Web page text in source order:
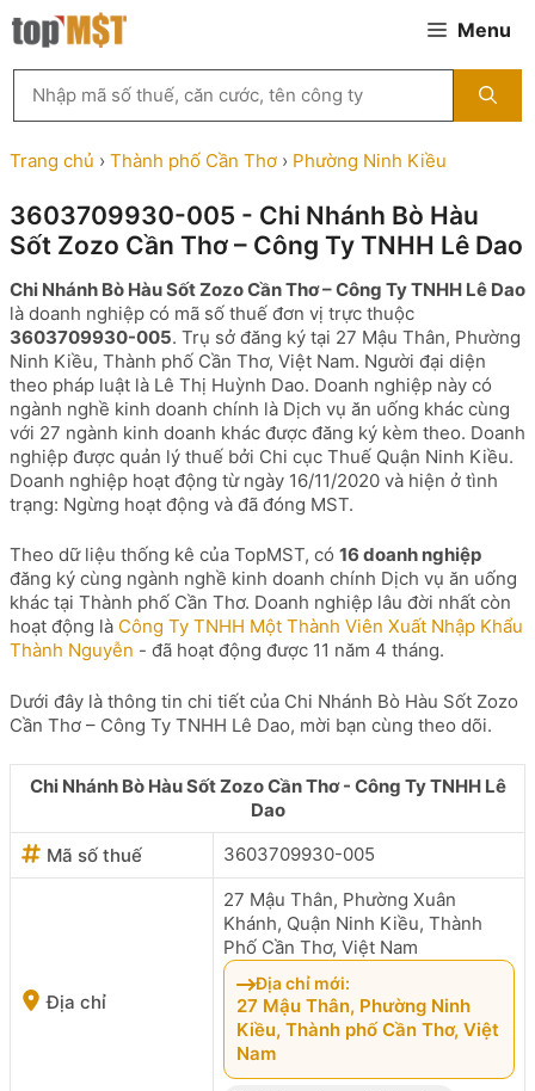
Chuyển
đến
Menu
kiếm
MST
theo
tên
ty,
người
diện
hoặc
mã
số
thuế
...
Trang chủ › Thành phố Cần Thơ › Phường Ninh Kiều
3603709930-005 - Chi Nhánh Bò Hàu
Sốt Zozo Cần Thơ – Công Ty TNHH Lê Dao
Chi Nhánh Bò Hàu Sốt Zozo Cần Thơ – Công Ty TNHH Lê Dao
là doanh nghiệp có mã số thuế đơn vị trực thuộc
3603709930-005. Trụ sở đăng ký tại 27 Mậu Thân, Phường
Ninh Kiều, Thành phố Cần Thơ, Việt Nam. Người đại diện
theo pháp luật là Lê Thị Huỳnh Dao. Doanh nghiệp này có
ngành nghề kinh doanh chính là Dịch vụ ăn uống khác cùng
với 27 ngành kinh doanh khác được đăng ký kèm theo. Doanh
nghiệp được quản lý thuế bởi Chi cục Thuế Quận Ninh Kiều.
Doanh nghiệp hoạt động từ ngày 16/11/2020 và hiện ở tình
trạng: Ngừng hoạt động và đã đóng MST.
Theo dữ liệu thống kê của TopMST, có 16 doanh nghiệp
đăng ký cùng ngành nghề kinh doanh chính Dịch vụ ăn uống
khác tại Thành phố Cần Thơ. Doanh nghiệp lâu đời nhất còn
hoạt động là Công Ty TNHH Một Thành Viên Xuất Nhập Khẩu
Thành Nguyễn - đã hoạt động được 11 năm 4 tháng.
Dưới đây là thông tin chi tiết của Chi Nhánh Bò Hàu Sốt Zozo
Cần Thơ – Công Ty TNHH Lê Dao, mời bạn cùng theo dõi.
Chi Nhánh Bò Hàu Sốt Zozo Cần Thơ - Công Ty TNHH Lê
Dao
Mã số thuế
3603709930-005
Địa chỉ
27 Mậu Thân, Phường Xuân
Khánh, Quận Ninh Kiều, Thành
Phố Cần Thơ, Việt Nam
Địa chỉ mới:
27 Mậu Thân, Phường Ninh
Kiều, Thành phố Cần Thơ, Việt
Nam